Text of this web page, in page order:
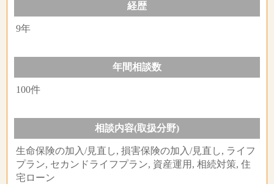
経歴
9年
年間相談数
100件
相談内容(取扱分野)
生命保険の加入/見直し, 損害保険の加入/見直し, ライフ
プラン, セカンドライフプラン, 資産運用, 相続対策, 住
宅ローン